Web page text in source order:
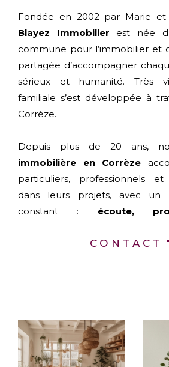
Fondée en 2002 par Marie et
Blayez Immobilier est née
commune pour l’immobilier et
partagée d’accompagner
sérieux et humanité. Très
familiale s’est développée à
Corrèze.
Depuis plus de 20 ans,
immobilière en Corrèze
particuliers, professionnels et
dans leurs projets, avec un
constant : écoute,
Égletons, Ussel et Meymac
immobilièrevous accueille
connaissance du marché de son
CONTACT